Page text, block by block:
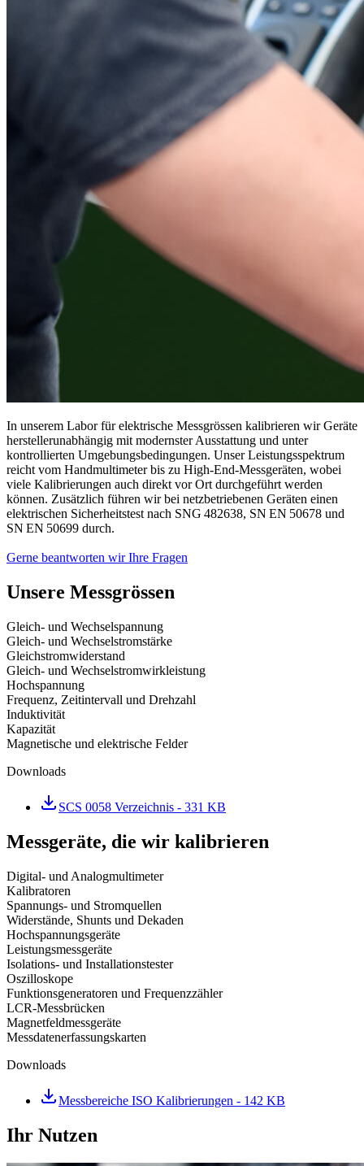
In unserem Labor für elektrische Messgrössen kalibrieren wir Geräte
herstellerunabhängig mit modernster Ausstattung und unter
kontrollierten Umgebungsbedingungen. Unser Leistungsspektrum
reicht vom Handmultimeter bis zu High-End-Messgeräten, wobei
viele Kalibrierungen auch direkt vor Ort durchgeführt werden
können. Zusätzlich führen wir bei netzbetriebenen Geräten einen
elektrischen Sicherheitstest nach SNG 482638, SN EN 50678 und
SN EN 50699 durch.
Gerne beantworten wir Ihre Fragen
Unsere Messgrössen
Gleich- und Wechselspannung
Gleich- und Wechselstromstärke
Gleichstromwiderstand
Gleich- und Wechselstromwirkleistung
Hochspannung
Frequenz, Zeitintervall und Drehzahl
Induktivität
Kapazität
Magnetische und elektrische Felder
Downloads
SCS 0058 Verzeichnis - 331 KB
Messgeräte, die wir kalibrieren
Digital- und Analogmultimeter
Kalibratoren
Spannungs- und Stromquellen
Widerstände, Shunts und Dekaden
Hochspannungsgeräte
Leistungsmessgeräte
Isolations- und Installationstester
Oszilloskope
Funktionsgeneratoren und Frequenzzähler
LCR-Messbrücken
Magnetfeldmessgeräte
Messdatenerfassungskarten
Downloads
Messbereiche ISO Kalibrierungen - 142 KB
Ihr Nutzen